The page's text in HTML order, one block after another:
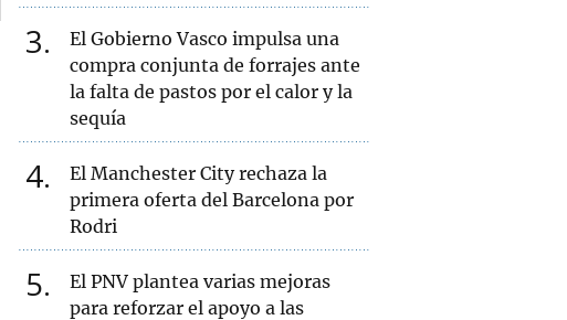
3
El Gobierno Vasco impulsa una
compra conjunta de forrajes ante
la falta de pastos por el calor y la
sequía
4
El Manchester City rechaza la
primera oferta del Barcelona por
Rodri
5
El PNV plantea varias mejoras
para reforzar el apoyo a las